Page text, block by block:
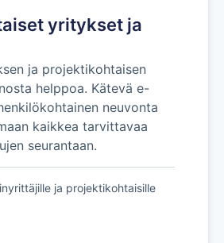
yritykset ja
ja projektikohtaisen
helppoa. Kätevä e-
neuvonta
kaikkea tarvittavaa
seurantaan.
ja projektikohtaisille